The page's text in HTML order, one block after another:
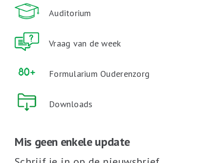
Auditorium
Vraag van de week
Formularium Ouderenzorg
Downloads
Mis geen enkele update